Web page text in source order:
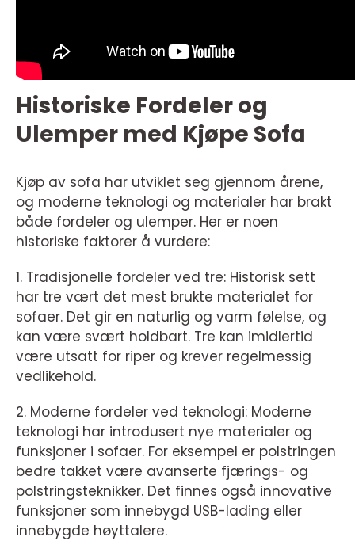
Historiske Fordeler og
Ulemper med Kjøpe Sofa
Kjøp av sofa har utviklet seg gjennom årene,
og moderne teknologi og materialer har brakt
både fordeler og ulemper. Her er noen
historiske faktorer å vurdere:
1. Tradisjonelle fordeler ved tre: Historisk sett
har tre vært det mest brukte materialet for
sofaer. Det gir en naturlig og varm følelse, og
kan være svært holdbart. Tre kan imidlertid
være utsatt for riper og krever regelmessig
vedlikehold.
2. Moderne fordeler ved teknologi: Moderne
teknologi har introdusert nye materialer og
funksjoner i sofaer. For eksempel er polstringen
bedre takket være avanserte fjærings- og
polstringsteknikker. Det finnes også innovative
funksjoner som innebygd USB-lading eller
innebygde høyttalere.